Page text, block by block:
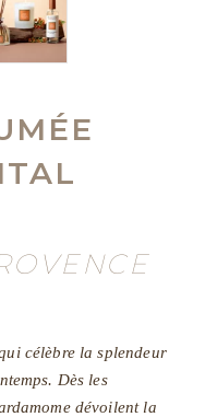
célèbre la splendeur
Dès les
dévoilent la